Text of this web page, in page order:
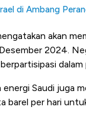
di Ambang
akan
2024.
Saudi juga
barel per hari